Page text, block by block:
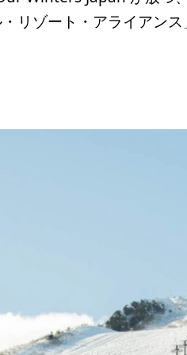
リゾート・アライアン